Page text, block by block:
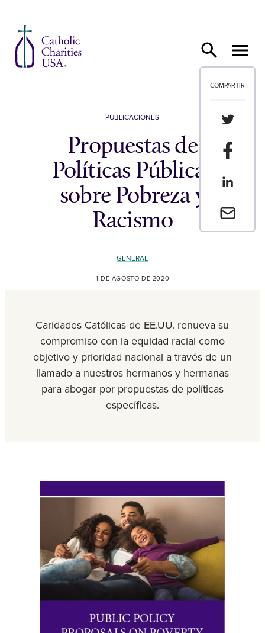
COMPARTIR
Envia un
PUBLICACIONES
Propuestas de
Políticas Públicas
sobre Pobreza y
Racismo
GENERAL
1 DE AGOSTO DE 2020
Caridades Católicas de EE.UU. renueva su
compromiso con la equidad racial como
objetivo y prioridad nacional a través de un
llamado a nuestros hermanos y hermanas
para abogar por propuestas de políticas
específicas.